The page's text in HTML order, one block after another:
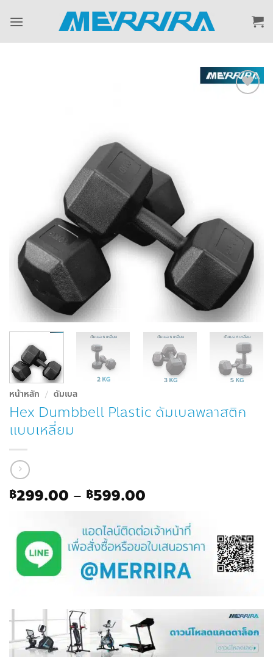
ยัง
หน้าหลัก / ดัมเบล
Hex Dumbbell Plastic ดัมเบลพลาสติก
แบบเหลี่ยม
฿299.00 – ฿599.00
฿299.00
through
฿599.00